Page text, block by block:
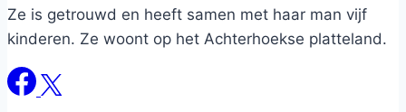
Ze is getrouwd en heeft samen met haar man vijf
kinderen. Ze woont op het Achterhoekse platteland.